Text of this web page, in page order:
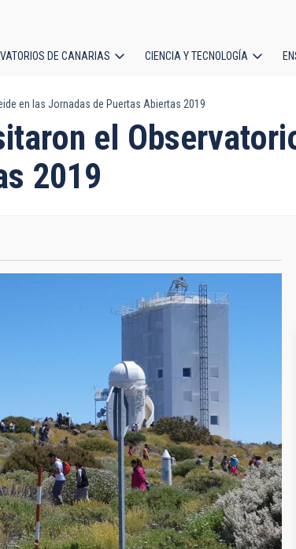
DE CANARIAS CIENCIA Y TECNOLOGÍA
en las Jornadas de Puertas Abiertas 2019
el
2019